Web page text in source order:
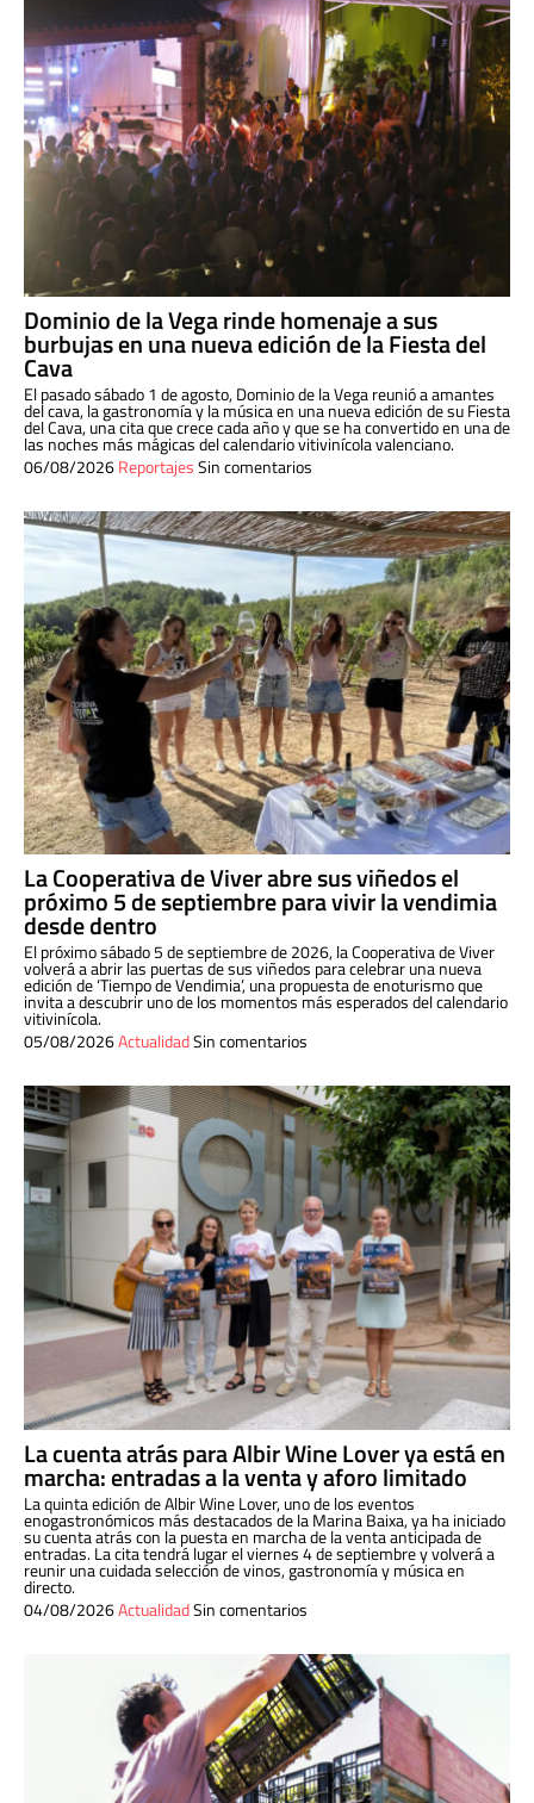
Dominio de la Vega rinde homenaje a sus
burbujas en una nueva edición de la Fiesta del
Cava
El pasado sábado 1 de agosto, Dominio de la Vega reunió a amantes
del cava, la gastronomía y la música en una nueva edición de su Fiesta
del Cava, una cita que crece cada año y que se ha convertido en una de
las noches más mágicas del calendario vitivinícola valenciano.
06/08/2026ReportajesSin comentarios
La Cooperativa de Viver abre sus viñedos el
próximo 5 de septiembre para vivir la vendimia
desde dentro
El próximo sábado 5 de septiembre de 2026, la Cooperativa de Viver
volverá a abrir las puertas de sus viñedos para celebrar una nueva
edición de ‘Tiempo de Vendimia’, una propuesta de enoturismo que
invita a descubrir uno de los momentos más esperados del calendario
vitivinícola.
05/08/2026ActualidadSin comentarios
La cuenta atrás para Albir Wine Lover ya está en
marcha: entradas a la venta y aforo limitado
La quinta edición de Albir Wine Lover, uno de los eventos
enogastronómicos más destacados de la Marina Baixa, ya ha iniciado
su cuenta atrás con la puesta en marcha de la venta anticipada de
entradas. La cita tendrá lugar el viernes 4 de septiembre y volverá a
reunir una cuidada selección de vinos, gastronomía y música en
directo.
04/08/2026ActualidadSin comentarios